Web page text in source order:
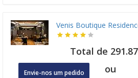
Venis Boutique
Total de
Envie-nos um pedido ou